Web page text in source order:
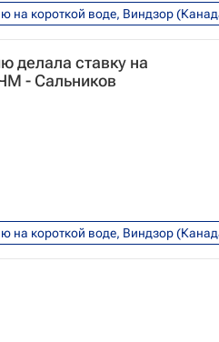
на короткой воде, Виндзор
федерация плавания (FINA)
(ВФП)
Кубок мира по
делала ставку на
- Сальников
на короткой воде, Виндзор